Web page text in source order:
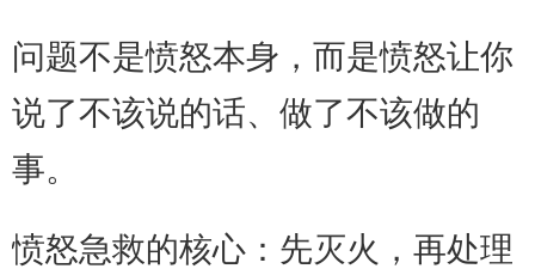
问题不是愤怒本身，而是愤怒让你
说了不该说的话、做了不该做的
事。
愤怒急救的核心：先灭火，再处理